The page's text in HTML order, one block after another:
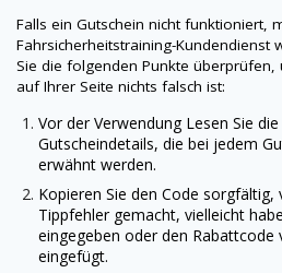
Falls ein Gutschein nicht funktioniert,
Fahrsicherheitstraining-Kundendienst
Sie die folgenden Punkte überprüfen,
auf Ihrer Seite nichts falsch ist:
Vor der Verwendung Lesen Sie
Gutscheindetails, die bei jedem
erwähnt werden.
Kopieren Sie den Code sorgfältig,
Tippfehler gemacht, vielleicht
eingegeben oder den Rabattcode
eingefügt.